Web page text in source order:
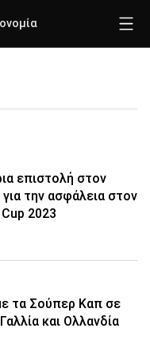
επιστολή στον
για την ασφάλεια στον
2023
τα Σούπερ Καπ σε
και Ολλανδία